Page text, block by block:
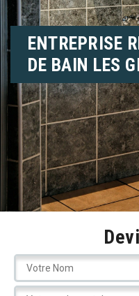
ENTREPRISE
DE BAIN LES